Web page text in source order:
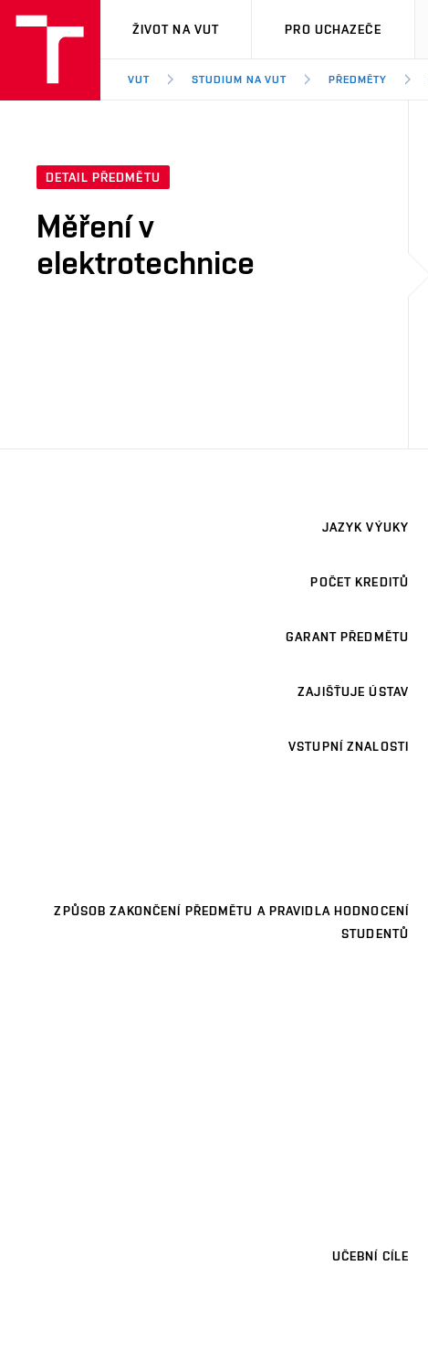
VUT
ŽIVOT NA VUT PRO UCHAZEČE
VUT STUDIUM NA VUT PŘEDMĚTY
DETAIL PŘEDMĚTU
Měření v
elektrotechnice
JAZYK VÝUKY
POČET KREDITŮ
GARANT PŘEDMĚTU
ZAJIŠŤUJE ÚSTAV
VSTUPNÍ ZNALOSTI
ZPŮSOB ZAKONČENÍ PŘEDMĚTU A PRAVIDLA HODNOCENÍ
STUDENTŮ
UČEBNÍ CÍLE